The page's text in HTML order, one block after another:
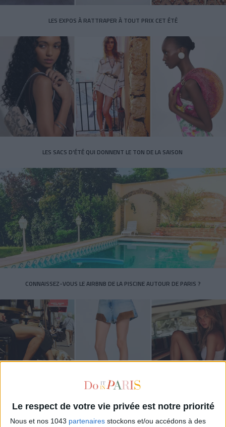
Le respect de votre vie privée est notre priorité
Nous et nos 1043 partenaires stockons et/ou accédons à des
LES EXPOS À RATTRAPER À TOUT PRIX CET ÉTÉ
LES SACS D’ÉTÉ QUI DONNENT LE TON DE LA SAISON
CONNAISSEZ-VOUS LE AIRBNB DE LA PISCINE AUTOUR DE PARIS ?